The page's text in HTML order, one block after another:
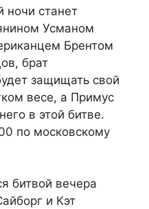
ночи станет
Усманом
Брентом
брат
защищать свой
весе, а Примус
в этой битве.
по московскому
битвой вечера
и Кэт